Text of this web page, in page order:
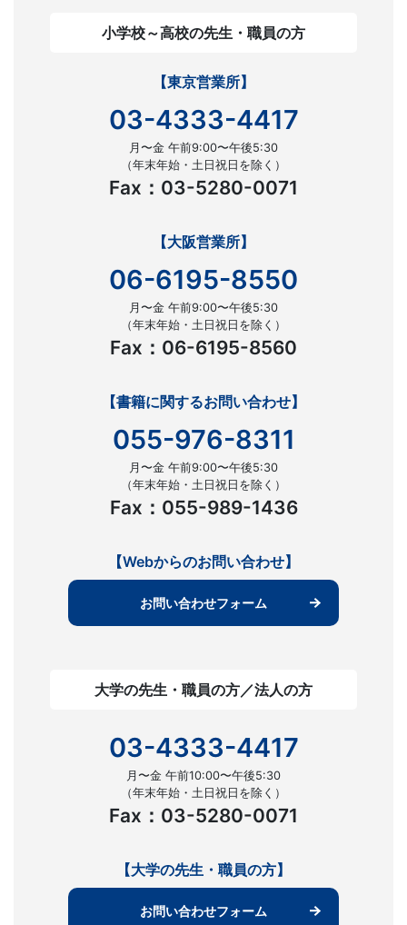
小学校～高校の先生・職員の方
【東京営業所】
03-4333-4417
月〜金 午前9:00〜午後5:30
（年末年始・土日祝日を除く）
Fax：03-5280-0071
【大阪営業所】
06-6195-8550
月〜金 午前9:00〜午後5:30
（年末年始・土日祝日を除く）
Fax：06-6195-8560
【書籍に関するお問い合わせ】
055-976-8311
月〜金 午前9:00〜午後5:30
（年末年始・土日祝日を除く）
Fax：055-989-1436
【Webからのお問い合わせ】
お問い合わせフォーム
大学の先生・職員の方／法人の方
03-4333-4417
月〜金 午前10:00〜午後5:30
（年末年始・土日祝日を除く）
Fax：03-5280-0071
【大学の先生・職員の方】
お問い合わせフォーム